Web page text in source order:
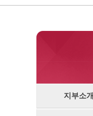
지부소개